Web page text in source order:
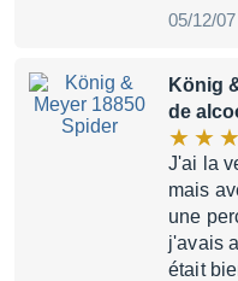
05/12/07
König
de
J'ai la
mais
une
j'avais
était